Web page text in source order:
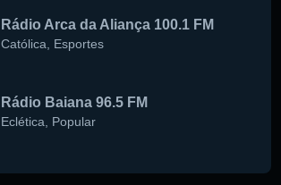
Rádio Arca da Aliança 100.1 FM
Católica Esportes
Rádio Baiana 96.5 FM
Eclética Popular